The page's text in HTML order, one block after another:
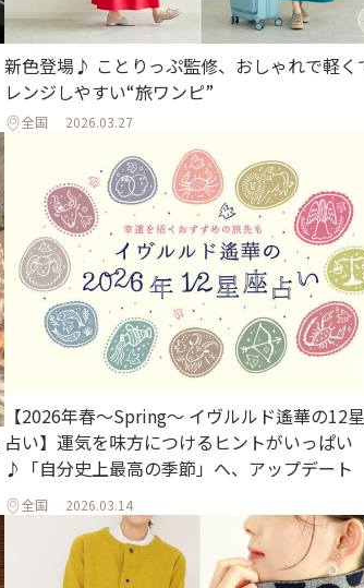
新色登場♪ ことりっぷ監修、おしゃれで軽く
レンジしやすい“旅ワンピ”
全国 2026.03.27
【2026年春～Spring～ イヴルルド遙華の12
占い】運気を味方につけるヒントがいっぱい
♪「自分史上最高の季節」へ、アップデート
全国 2026.03.14